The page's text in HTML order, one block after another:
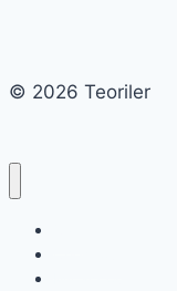
© 2026 Teoriler